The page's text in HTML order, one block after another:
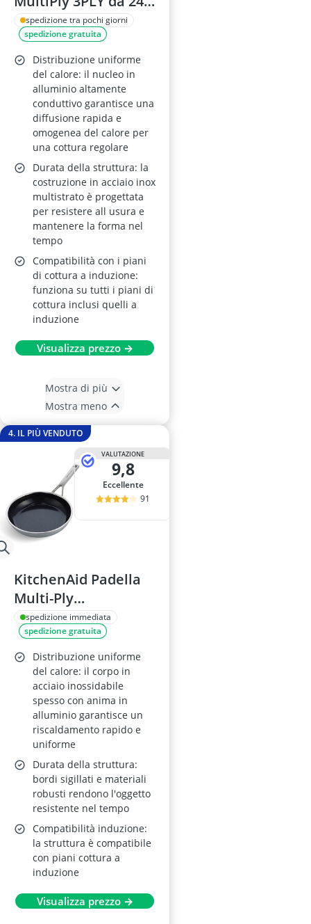
cm in acciaio inox,
senza PFAS,
induzione, forno fino
a 220°C,
lavastoviglie,
Argento
spedizione tra pochi giorni
spedizione gratuita
Distribuzione uniforme
del calore: il nucleo in
alluminio altamente
conduttivo garantisce una
diffusione rapida e
omogenea del calore per
una cottura regolare
Durata della struttura: la
costruzione in acciaio inox
multistrato è progettata
per resistere all usura e
mantenere la forma nel
tempo
Compatibilità con i piani
di cottura a induzione:
funziona su tutti i piani di
cottura inclusi quelli a
induzione
Visualizza prezzo →
Mostra di più
Mostra meno
4. IL PIÙ VENDUTO
VALUTAZIONE
9,8
Eccellente
91
KitchenAid Padella
Multi-Ply
antiaderente 24 cm
in acciaio inox,
Induzione, Multi
Clad, argento, senza
PFAS
spedizione immediata
spedizione gratuita
Distribuzione uniforme
del calore: il corpo in
acciaio inossidabile
spesso con anima in
alluminio garantisce un
riscaldamento rapido e
uniforme
Durata della struttura:
bordi sigillati e materiali
robusti rendono l'oggetto
resistente nel tempo
Compatibilità induzione:
la struttura è compatibile
con piani cottura a
induzione
Visualizza prezzo →